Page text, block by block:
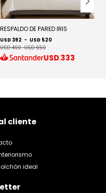
RESPALDO DE PARED IRIS
USD 392 - USD 520
USD 490-USD 650
USD333
cliente
ideal